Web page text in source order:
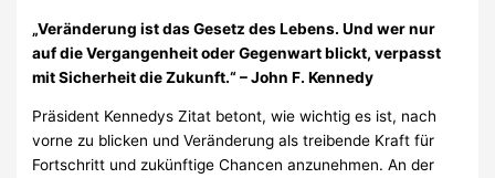
„Veränderung ist das Gesetz des Lebens. Und wer nur
auf die Vergangenheit oder Gegenwart blickt, verpasst
mit Sicherheit die Zukunft.“ – John F. Kennedy
Präsident Kennedys Zitat betont, wie wichtig es ist, nach
vorne zu blicken und Veränderung als treibende Kraft für
Fortschritt und zukünftige Chancen anzunehmen. An der